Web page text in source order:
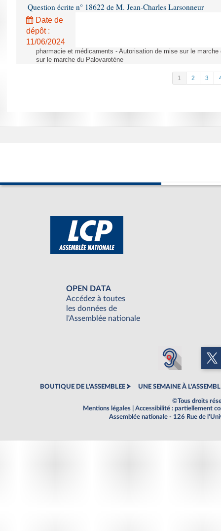
Question écrite n° 18622 de M. Jean-Charles Larsonneur
Date de
dépôt :
11/06/2024
pharmacie et médicaments - Autorisation de mise sur le
sur le marche du Palovarotène
1 2 3
OPEN DATA
Accédez à toutes
les données de
l'Assemblée nationale
BOUTIQUE DE L'ASSEMBLEE UNE SEMAINE À
©Tous droits
Mentions légales
Accessibilité : partiellement
Assemblée nationale - 126 Rue de